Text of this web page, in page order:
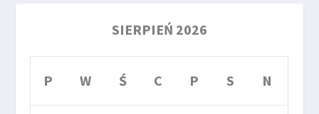
SIERPIEŃ 2026
P W Ś C P S N